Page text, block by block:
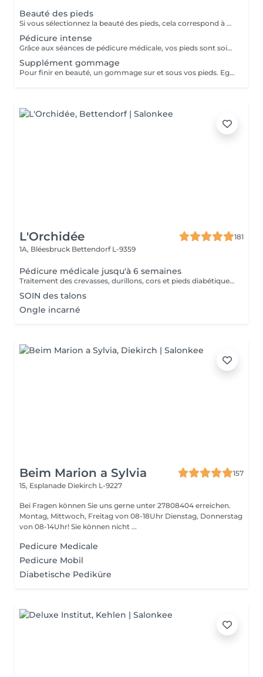
Beauté des pieds
Si vous sélectionnez la beauté des pieds, cela correspond à couper et limer les ongles, repousser et couper mes cuticules, râper et masser les pieds. Si vous avez des soucis tels que : cors, ongles incarnés, ongles épaissis, mycoses ou tout autre douleur spécifique merci de sélectionner la pédicure qui est médicale.
Pédicure intense
Grâce aux séances de pédicure médicale, vos pieds sont soignés et traités en profondeur. En termes de soins de soi, les pieds sont souvent la partie du corps oubliée. C'est pourtant l'une de celles qui subit le plus votre quotidien. Ongles incarnés, cors, durillons et autres crevasses, sont des sources d'inconfort qui peuvent aisément être évitées si un soin est apporté assez tôt . Nos séances de pédicure médicale vous permettent une prise en charge complète de vos pieds. Du soin d'entretien au traitement plus profond, vos pieds sont massés, traités et soignés avec toute l'expertise de nos pédicures. Conseillée toutes les 4 semaines.
Supplément gommage
Pour finir en beauté, un gommage sur et sous vos pieds. Egalement entre les orteils. Pour une meilleure pénétration de la crème pieds.
L'Orchidée
181
1A, Bléesbruck Bettendorf L-9359
Pédicure médicale jusqu'à 6 semaines
Traitement des crevasses, durillons, cors et pieds diabétiques, correction des ongles incarnés. Les pieds sont les piliers du corps humain, prenons-en soin !
SOIN des talons
Ongle incarné
Beim Marion a Sylvia
157
15, Esplanade Diekirch L-9227
Bei Fragen können Sie uns gerne unter 27808404 erreichen.
Montag, Mittwoch, Freitag von 08-18Uhr Dienstag, Donnerstag
von 08-14Uhr! Sie können nicht ...
Pedicure Medicale
Pedicure Mobil
Diabetische Pediküre